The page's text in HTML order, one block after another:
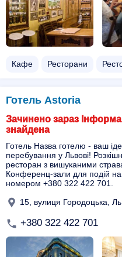
Кафе Ресторани
Готель Astoria
Зачинено зараз
знайдена
Готель Назва готелю - ваш
перебування у Львові!
ресторан з вишуканими
Конференц-зали для подій
номером +380 322 422 701.
15, вулиця Городоцька,
+380 322 422 701